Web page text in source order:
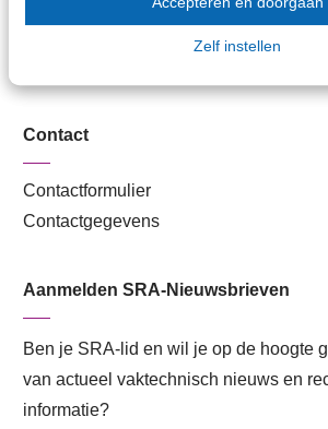
Zelf instellen
SRA-gecertificeerd
Contact
Contactformulier
Contactgegevens
Aanmelden SRA-Nieuwsbrieven
Ben je SRA-lid en wil je op de hoogte
van actueel vaktechnisch nieuws en
informatie?